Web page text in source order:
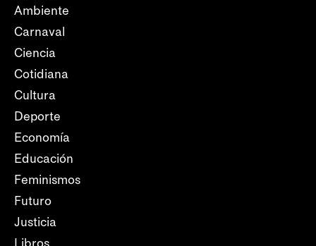
Ambiente
Carnaval
Ciencia
Cotidiana
Cultura
Deporte
Economía
Educación
Feminismos
Futuro
Justicia